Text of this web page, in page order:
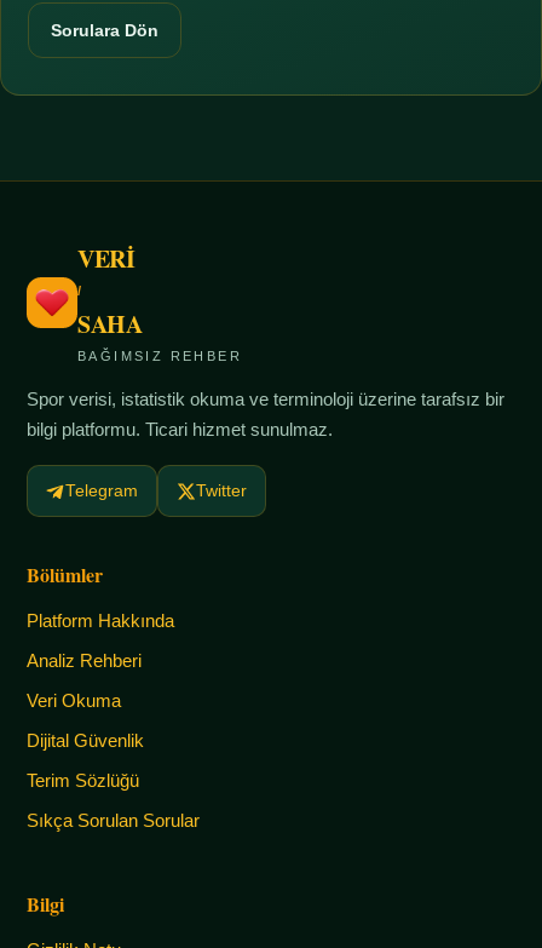
Sorulara Dön
VERİ
/
SAHA
BAĞIMSIZ REHBER
Spor verisi, istatistik okuma ve terminoloji üzerine tarafsız bir
bilgi platformu. Ticari hizmet sunulmaz.
Telegram Twitter
Bölümler
Platform Hakkında
Analiz Rehberi
Veri Okuma
Dijital Güvenlik
Terim Sözlüğü
Sıkça Sorulan Sorular
Bilgi